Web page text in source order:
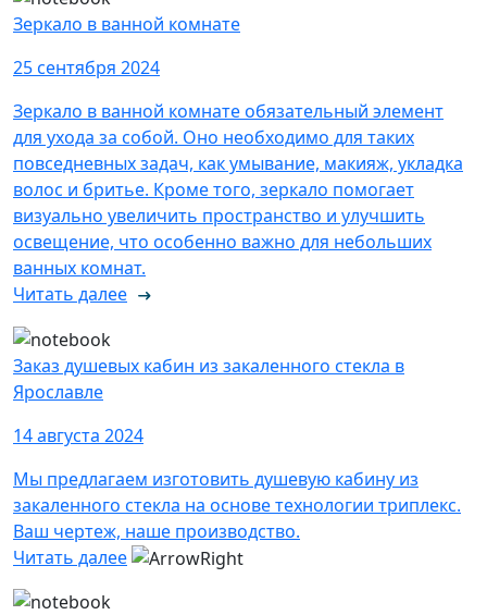
Зеркало в ванной комнате
25 сентября 2024
Зеркало в ванной комнате обязательный элемент
для ухода за собой. Оно необходимо для таких
повседневных задач, как умывание, макияж, укладка
волос и бритье. Кроме того, зеркало помогает
визуально увеличить пространство и улучшить
освещение, что особенно важно для небольших
ванных комнат.
Читать далее
Заказ душевых кабин из закаленного стекла в
Ярославле
14 августа 2024
Мы предлагаем изготовить душевую кабину из
закаленного стекла на основе технологии триплекс.
Ваш чертеж, наше производство.
Читать далее